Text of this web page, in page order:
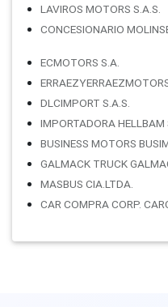
LAVIROS MOTORS S.A.S.
CONCESIONARIO
ECMOTORS S.A.
DLCIMPORT S.A.S.
IMPORTADORA HELLBAM
BUSINESS MOTORS
GALMACK TRUCK
MASBUS CIA.LTDA.
CAR COMPRA CORP.